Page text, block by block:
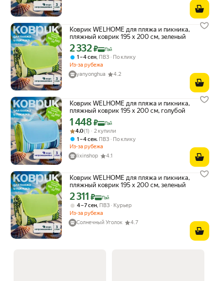
Коврик WELHOME для пляжа и пикника,
пляжный коврик 195 х 200 см, зеленый
Цена с картой Яндекс Пэй 2332 ₽ вместо
2 332₽ Пэй
1 – 4 сен ПВЗ
По клику
Из-за рубежа
yanyonghua
4.2
Коврик WELHOME для пляжа и пикника,
пляжный коврик 195 х 200 см, голубой
Цена с картой Яндекс Пэй 1448 ₽ вместо
1 448₽ Пэй
Рейтинг товара: 4.0 из 5
Оценок: (1) · 2 купили
4.0(1) · 2 купили
1 – 4 сен, ПВЗ
По клику
Из-за рубежа
lixinshop
4.1
Коврик WELHOME для пляжа и пикника,
пляжный коврик 195 х 200 см, зеленый
Цена с картой Яндекс Пэй 2311 ₽ вместо
2 311 ₽ Пэй
4 – 7 сен, ПВЗ
Курьер
Из-за рубежа
Солнечный Уголок
4.7